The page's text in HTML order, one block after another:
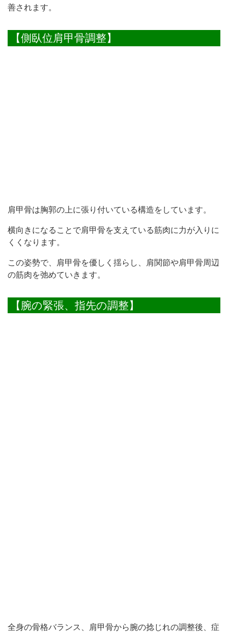
善されます。
【側臥位肩甲骨調整】
肩甲骨は胸郭の上に張り付いている構造をしています。
横向きになることで肩甲骨を支えている筋肉に力が入りに
くくなります。
この姿勢で、肩甲骨を優しく揺らし、肩関節や肩甲骨周辺
の筋肉を弛めていきます。
【腕の緊張、指先の調整】
全身の骨格バランス、肩甲骨から腕の捻じれの調整後、症